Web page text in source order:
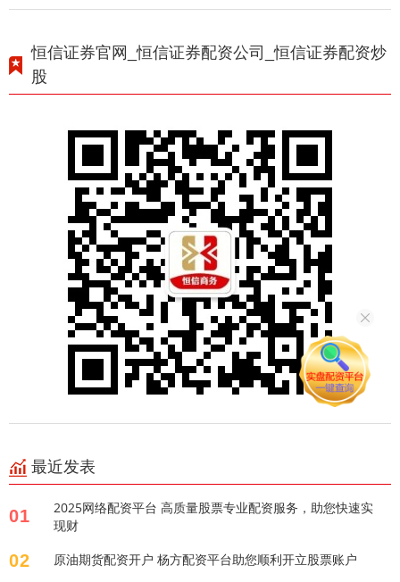
恒信证券官网_恒信证券配资公司_恒信证券配资炒
股
最近发表
01
2025网络配资平台 高质量股票专业配资服务，助您快速实
现财
02 原油期货配资开户 杨方配资平台助您顺利开立股票账户